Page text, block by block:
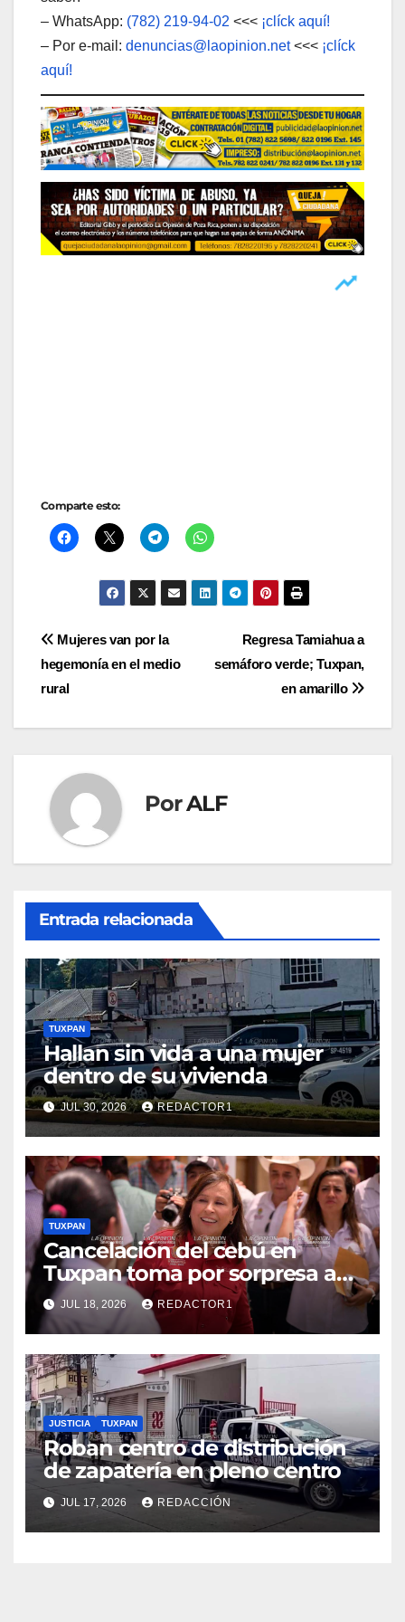
– WhatsApp: (782) 219-94-02 <<< ¡clíck aquí!
– Por e-mail: denuncias@laopinion.net<<< ¡clíck
aquí!
Comparte esto:
Navegación
de
entradas
Regresa Tamiahua a
semáforo verde; Tuxpan,
en amarillo
Mujeres van por la
hegemonía en el medio
rural
PorALF
Entrada relacionada
TUXPAN
Hallan sin vida a una mujer
dentro de su vivienda
JUL 30, 2026 REDACTOR1
TUXPAN
Cancelación del cebú en
Tuxpan toma por sorpresa a
Nahle
JUL 18, 2026 REDACTOR1
JUSTICIA TUXPAN
Roban centro de distribución
de zapatería en pleno centro
JUL 17, 2026 REDACCIÓN